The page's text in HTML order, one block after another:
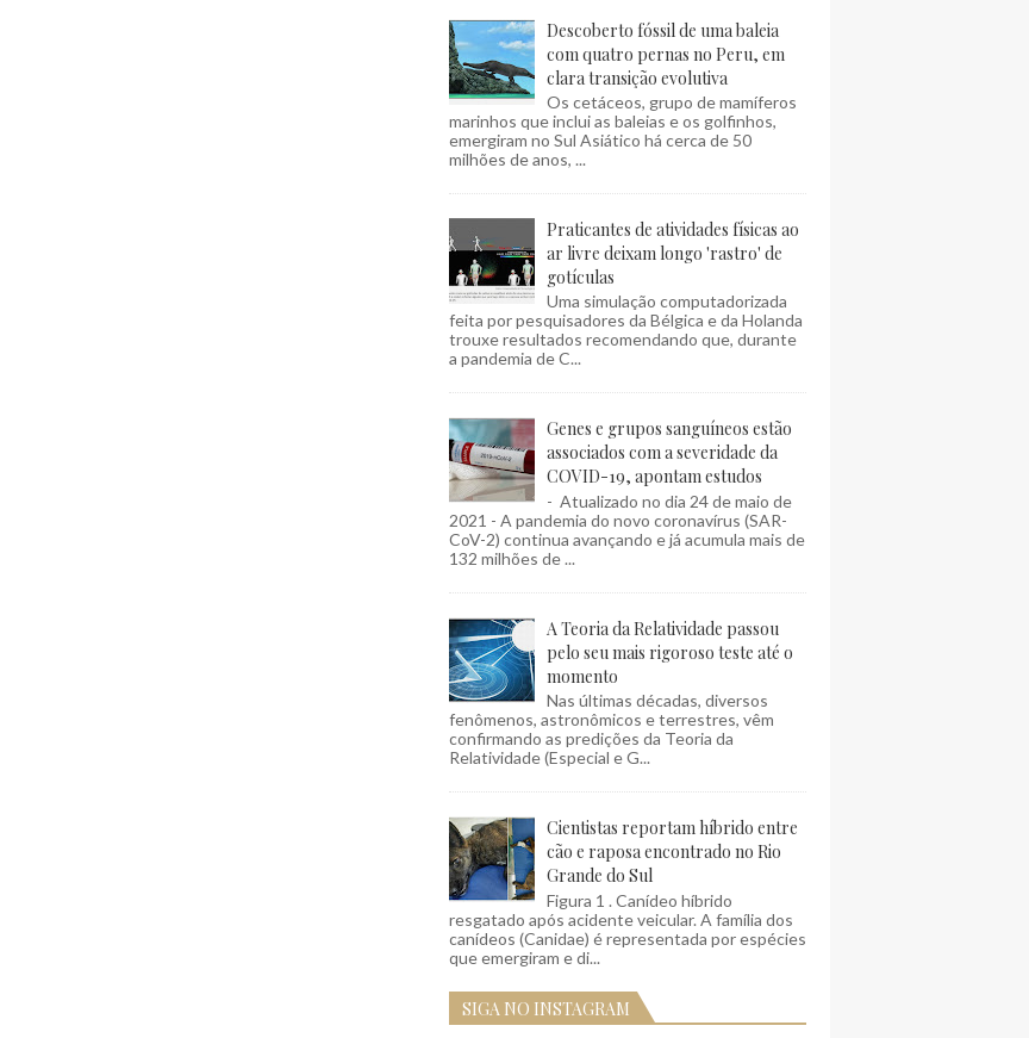
Descoberto fóssil de uma baleia
com quatro pernas no Peru, em
clara transição evolutiva
Os cetáceos, grupo de mamíferos
marinhos que inclui as baleias e os golfinhos,
emergiram no Sul Asiático há cerca de 50
milhões de anos, ...
Praticantes de atividades físicas ao
ar livre deixam longo 'rastro' de
gotículas
Uma simulação computadorizada
feita por pesquisadores da Bélgica e da Holanda
trouxe resultados recomendando que, durante
a pandemia de C...
Genes e grupos sanguíneos estão
associados com a severidade da
COVID-19, apontam estudos
- Atualizado no dia 24 de maio de
2021 - A pandemia do novo coronavírus (SAR-
CoV-2) continua avançando e já acumula mais de
132 milhões de ...
A Teoria da Relatividade passou
pelo seu mais rigoroso teste até o
momento
Nas últimas décadas, diversos
fenômenos, astronômicos e terrestres, vêm
confirmando as predições da Teoria da
Relatividade (Especial e G...
Cientistas reportam híbrido entre
cão e raposa encontrado no Rio
Grande do Sul
Figura 1 . Canídeo híbrido
resgatado após acidente veicular. A família dos
canídeos (Canidae) é representada por espécies
que emergiram e di...
SIGA NO INSTAGRAM